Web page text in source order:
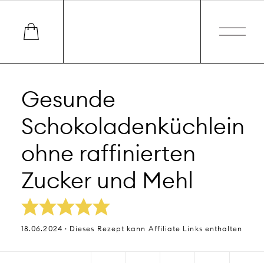
Gesunde
Schokoladenküchlein
ohne raffinierten
Zucker und Mehl
18.06.2024 · Dieses Rezept kann Affiliate Links enthalten